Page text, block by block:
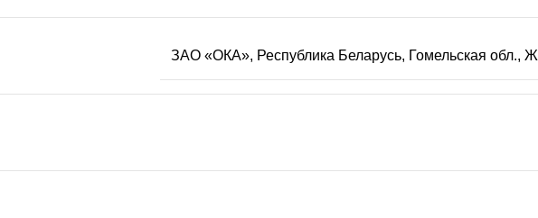
ЗАО «ОКА», Республика Беларусь, Гомельская